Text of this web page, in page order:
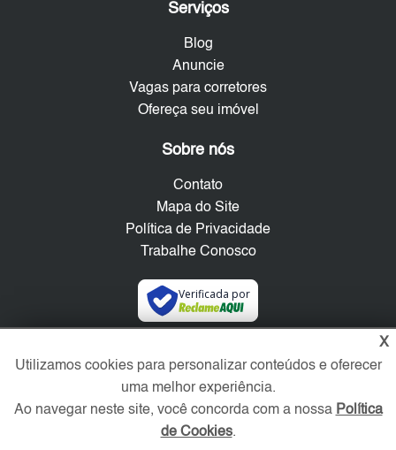
Serviços
Blog
Anuncie
Vagas para corretores
Ofereça seu imóvel
Sobre nós
Contato
Mapa do Site
Política de Privacidade
Trabalhe Conosco
Verificada por
X
Utilizamos cookies para personalizar conteúdos e oferecer
uma melhor experiência.
Ao navegar neste site, você concorda com a nossa Política
de Cookies.